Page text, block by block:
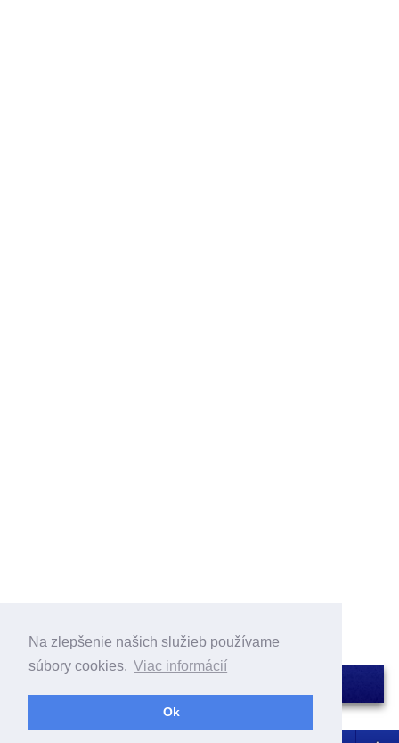
Na zlepšenie našich služieb používame
súbory cookies. Viac informácií
Ok